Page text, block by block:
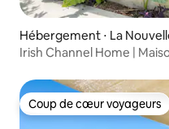
Hébergement ⋅ La
Irish Channel Home |
Coup de cœur voyageurs
Coup de cœur voyageurs